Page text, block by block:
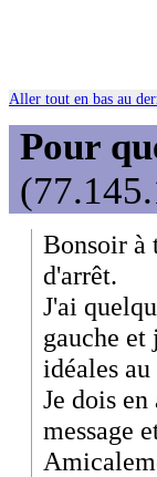
Aller tout en bas au
Pour
Bonsoir à
d'arrêt.
J'ai
gauche et
idéales
Je dois
message